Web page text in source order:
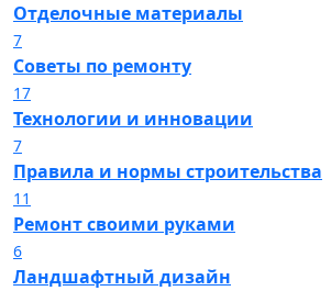
Отделочные материалы
7
Советы по ремонту
17
Технологии и инновации
7
Правила и нормы строительства
11
Ремонт своими руками
6
Ландшафтный дизайн